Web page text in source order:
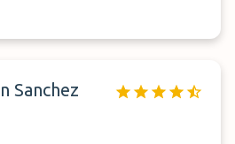
Sanchez